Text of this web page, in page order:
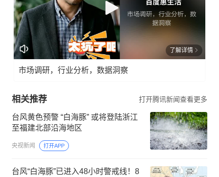
了解详情
市场调研，行业分析，数据洞察
相关推荐 打开腾讯新闻查看更多
台风黄色预警 “白海豚” 或将登陆浙江
至福建北部沿海地区
央视新闻 打开APP
台风“白海豚”已进入48小时警戒线！8